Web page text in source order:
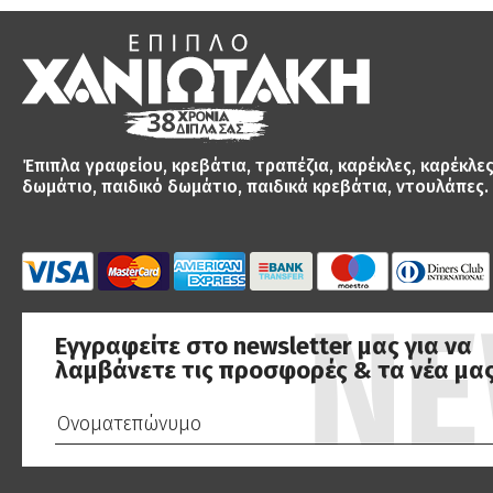
Έπιπλα γραφείου, κρεβάτια, τραπέζια, καρέκλες,
δωμάτιο, παιδικό δωμάτιο, παιδικά κρεβάτια, ντουλάπες.
Εγγραφείτε στο newsletter μας για να
λαμβάνετε τις προσφορές & τα νέα